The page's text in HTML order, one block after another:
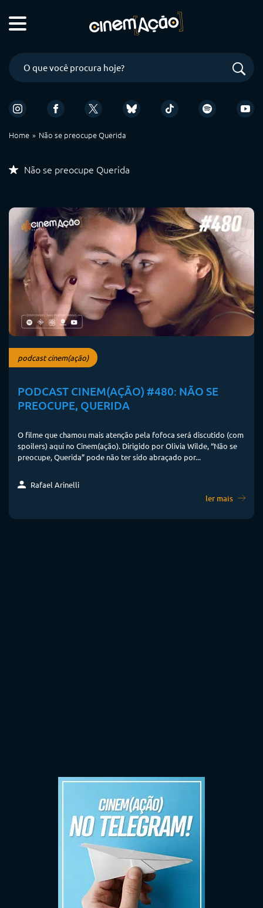
Home Não se preocupe Querida
Não se preocupe Querida
podcast cinem(ação)
PODCAST CINEM(AÇÃO) #480: NÃO SE
PREOCUPE, QUERIDA
O filme que chamou mais atenção pela fofoca será discutido (com
spoilers) aqui no Cinem(ação). Dirigido por Olivia Wilde, “Não se
preocupe, Querida” pode não ter sido abraçado por...
Rafael Arinelli
ler mais